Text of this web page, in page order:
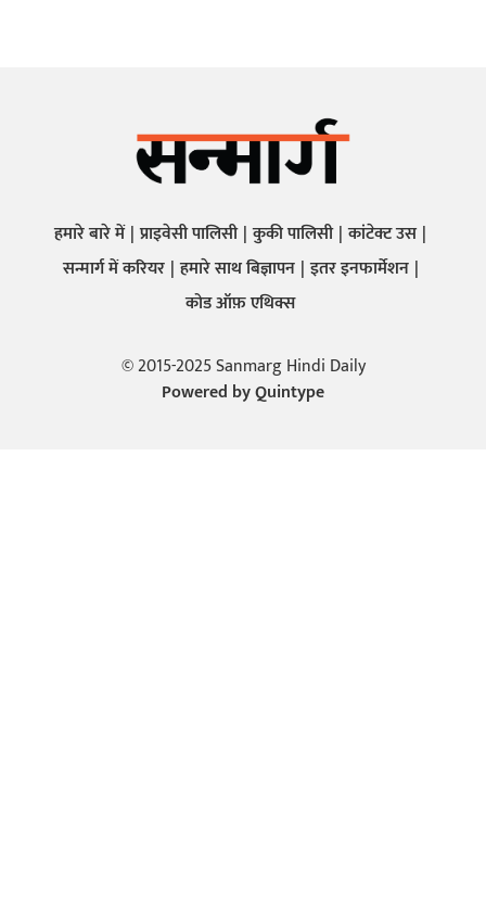
हमारे बारे में प्राइवेसी पालिसी कुकी पालिसी कांटेक्ट उस
सन्मार्ग में करियर हमारे साथ बिज्ञापन इतर इनफार्मेशन
कोड ऑफ़ एथिक्स
© 2015-2025 Sanmarg Hindi Daily
Powered byQuintype